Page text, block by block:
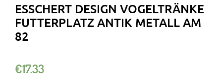
ESSCHERT DESIGN VOGELTRÄNKE
FUTTERPLATZ ANTIK METALL AM
82
€17.33